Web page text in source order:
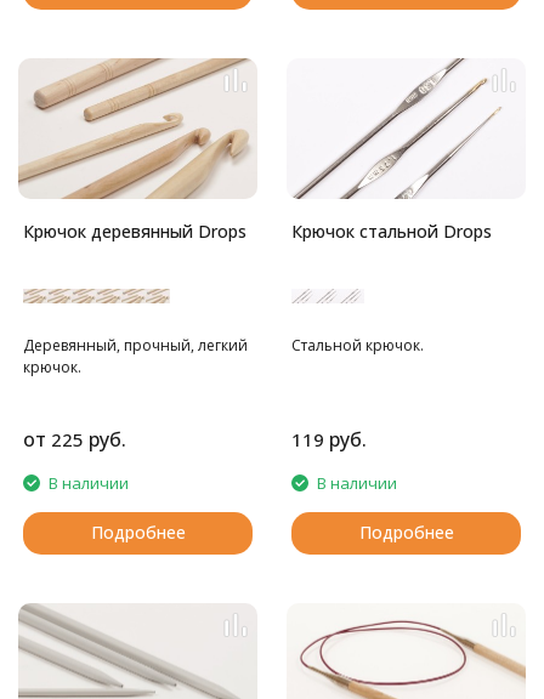
Крючок деревянный Drops
Деревянный, прочный, легкий
крючок.
от 225 руб.
В наличии
Подробнее
Крючок стальной Drops
Стальной крючок.
119 руб.
В наличии
Подробнее